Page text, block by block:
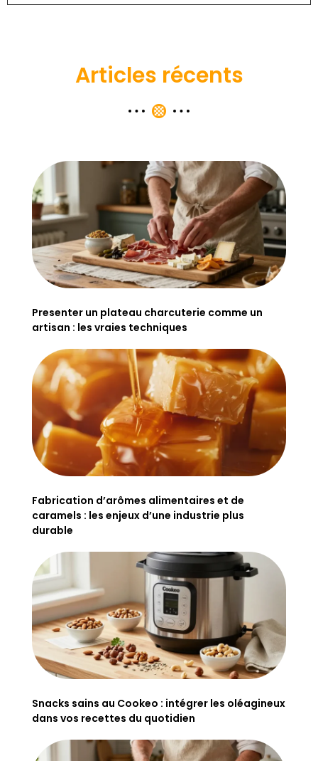
Articles récents
Presenter un plateau charcuterie comme un
artisan : les vraies techniques
Fabrication d’arômes alimentaires et de
caramels : les enjeux d’une industrie plus
durable
Snacks sains au Cookeo : intégrer les oléagineux
dans vos recettes du quotidien